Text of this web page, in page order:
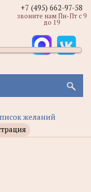
желаний
+7 (495) 662-97-58
звоните нам Пн-Пт с 9
до 19